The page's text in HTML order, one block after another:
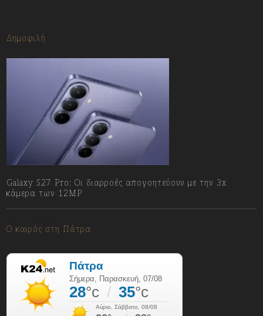
Δημοφιλή
Galaxy S27 Pro: Οι διαρροές απογοητεύουν με την 3x
κάμερα των 12MP
Ο καιρός στη Πάτρα